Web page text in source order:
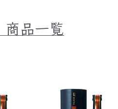
商品一覧